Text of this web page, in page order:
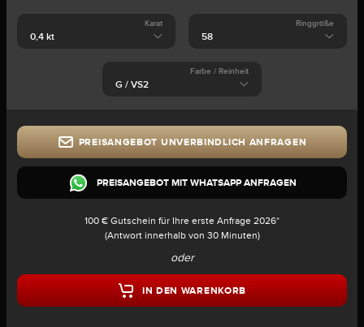
Karat Ringgröße
Farbe / Reinheit
PREISANGEBOT UNVERBINDLICH ANFRAGEN
PREISANGEBOT MIT WHATSAPP ANFRAGEN
100 € Gutschein für Ihre erste Anfrage 2026*
(Antwort innerhalb von 30 Minuten)
oder
IN DEN WARENKORB